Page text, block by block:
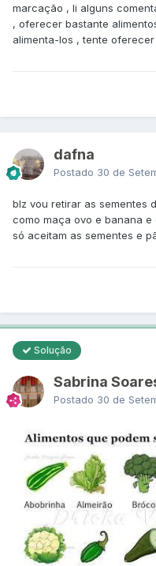
marcação , li alguns
, oferecer bastante
alimenta-los , tente
dafna
Postado 30 de
blz vou retirar as sementes
como maça ovo e banana
só aceitam as sementes e
Solução
Sabrina
Postado 30 de